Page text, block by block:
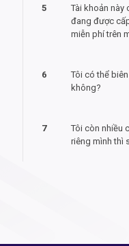
5
Tài khoản này
đang được
miễn phí trên
6
Tôi có thể
không?
7
Tôi còn nhiều
riêng mình thì